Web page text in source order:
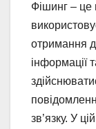
Фішинг – це
отримання
інформації
зв’язку. У